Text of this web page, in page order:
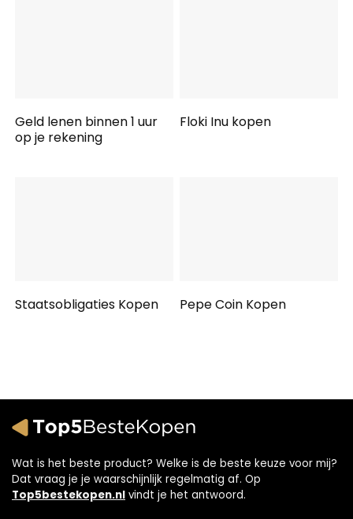
Geld lenen binnen 1 uur
op je rekening
Floki Inu kopen
Staatsobligaties Kopen Pepe Coin Kopen
Wat is het beste product? Welke is de beste keuze voor mij?
Dat vraag je je waarschijnlijk regelmatig af. Op
Top5bestekopen.nl vindt je het antwoord.